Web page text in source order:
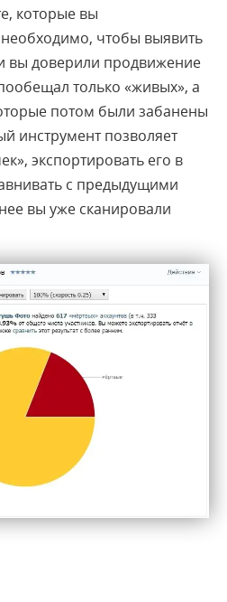
которые вы
чтобы выявить
вы доверили продвижение
только «живых», а
потом были забанены
инструмент позволяет
экспортировать его в
с предыдущими
вы уже сканировали